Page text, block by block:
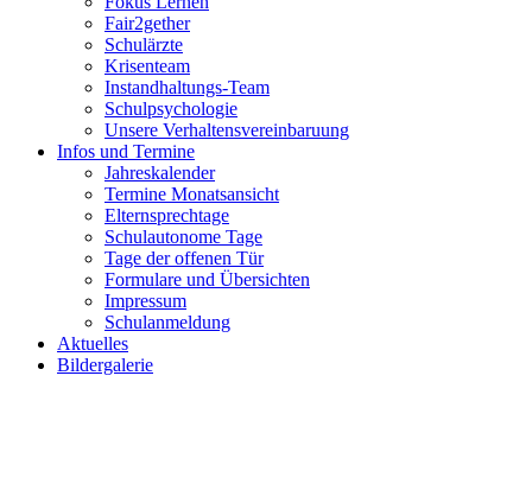
Fair2gether
Schulärzte
Krisenteam
Instandhaltungs-Team
Schulpsychologie
Unsere Verhaltensvereinbaruung
Infos und Termine
Jahreskalender
Termine Monatsansicht
Elternsprechtage
Schulautonome Tage
Tage der offenen Tür
Formulare und Übersichten
Impressum
Schulanmeldung
Aktuelles
Bildergalerie